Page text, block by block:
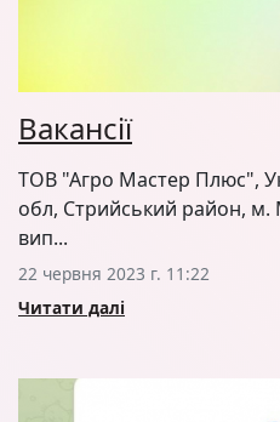
Вакансії
ТОВ "Агро Мастер Плюс",
обл, Стрийський район, м.
вип...
22 червня 2023 г. 11:22
Читати далі